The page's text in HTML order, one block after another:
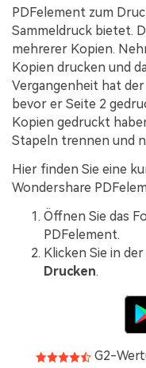
PDFelement zum
Sammeldruck bietet.
mehrerer Kopien.
Kopien drucken und
Vergangenheit hat
bevor er Seite 2
Kopien gedruckt
Stapeln trennen und
Hier finden Sie eine
Wondershare
Öffnen Sie das
PDFelement.
Klicken Sie in
Drucken.
G2-